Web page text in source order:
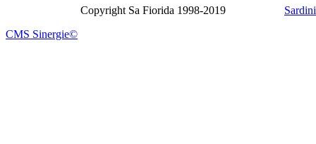
Copyright Sa Fiorida 1998-2019
CMS Sinergie©